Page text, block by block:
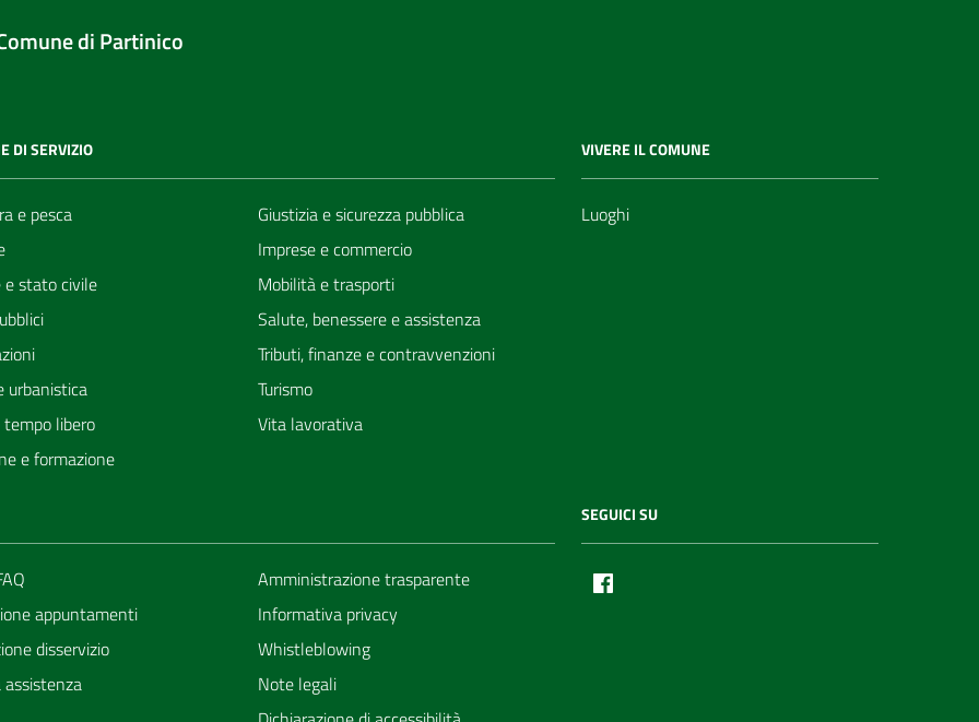
di Partinico
DI SERVIZIO
e pesca
e stato civile
urbanistica
libero
e formazione
Giustizia e sicurezza pubblica
Imprese e commercio
Mobilità e trasporti
Salute, benessere e assistenza
Tributi, finanze e contravvenzioni
Turismo
Vita lavorativa
VIVERE IL COMUNE
Luoghi
appuntamenti
disservizio
assistenza
Amministrazione trasparente
Informativa privacy
Whistleblowing
Note legali
SEGUICI SU